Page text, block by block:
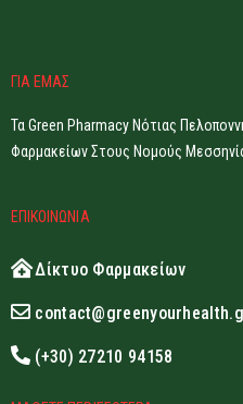
ΓΙΑ ΕΜΑΣ
Τα Green Pharmacy Νότιας
Φαρμακείων Στους Νομούς
ΕΠΙΚΟΙΝΩΝΙΑ
Δίκτυο Φαρμακείων
(+30) 27210 94158